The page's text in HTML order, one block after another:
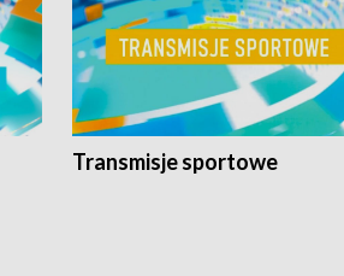
Transmisje sportowe